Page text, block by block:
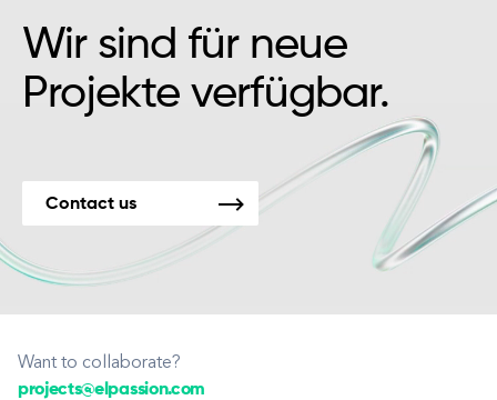
Wir sind für neue
Projekte verfügbar.
Contact us
Want to collaborate?
projects@elpassion.com